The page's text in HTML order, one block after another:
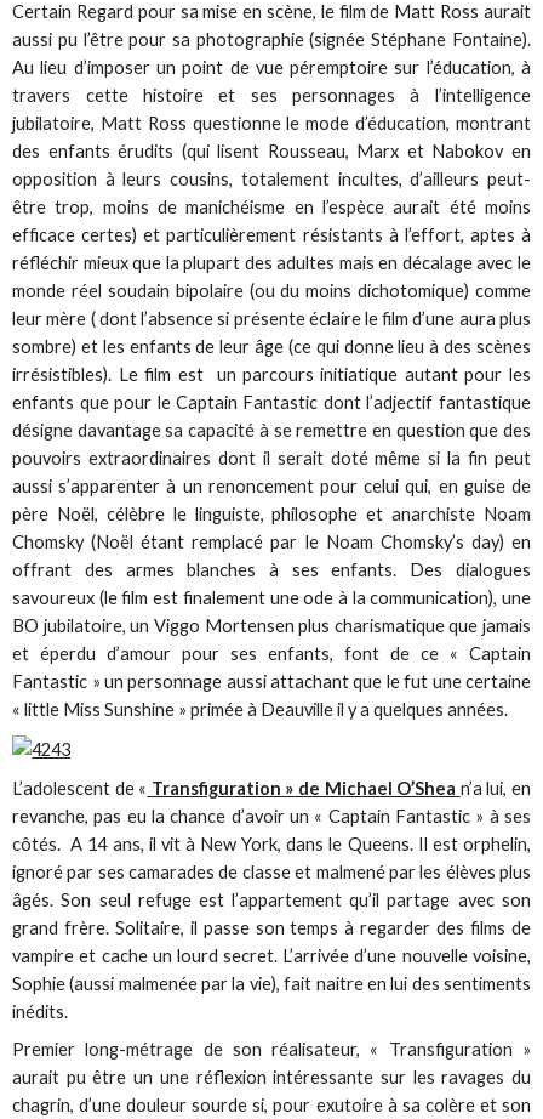
Certain Regard pour sa mise en scène, le film de Matt Ross aurait
aussi pu l’être pour sa photographie (signée Stéphane Fontaine).
Au lieu d’imposer un point de vue péremptoire sur l’éducation, à
travers cette histoire et ses personnages à l’intelligence
jubilatoire, Matt Ross questionne le mode d’éducation, montrant
des enfants érudits (qui lisent Rousseau, Marx et Nabokov en
opposition à leurs cousins, totalement incultes, d’ailleurs peut-
être trop, moins de manichéisme en l’espèce aurait été moins
efficace certes) et particulièrement résistants à l’effort, aptes à
réfléchir mieux que la plupart des adultes mais en décalage avec le
monde réel soudain bipolaire (ou du moins dichotomique) comme
leur mère ( dont l’absence si présente éclaire le film d’une aura plus
sombre) et les enfants de leur âge (ce qui donne lieu à des scènes
irrésistibles). Le film est un parcours initiatique autant pour les
enfants que pour le Captain Fantastic dont l’adjectif fantastique
désigne davantage sa capacité à se remettre en question que des
pouvoirs extraordinaires dont il serait doté même si la fin peut
aussi s’apparenter à un renoncement pour celui qui, en guise de
père Noël, célèbre le linguiste, philosophe et anarchiste Noam
Chomsky (Noël étant remplacé par le Noam Chomsky’s day) en
offrant des armes blanches à ses enfants. Des dialogues
savoureux (le film est finalement une ode à la communication), une
BO jubilatoire, un Viggo Mortensen plus charismatique que jamais
et éperdu d’amour pour ses enfants, font de ce « Captain
Fantastic » un personnage aussi attachant que le fut une certaine
« little Miss Sunshine » primée à Deauville il y a quelques années.
L’adolescent de « Transfiguration » de Michael O’Shea n’a lui, en
revanche, pas eu la chance d’avoir un « Captain Fantastic » à ses
côtés. A 14 ans, il vit à New York, dans le Queens. Il est orphelin,
ignoré par ses camarades de classe et malmené par les élèves plus
âgés. Son seul refuge est l’appartement qu’il partage avec son
grand frère. Solitaire, il passe son temps à regarder des films de
vampire et cache un lourd secret. L’arrivée d’une nouvelle voisine,
Sophie (aussi malmenée par la vie), fait naitre en lui des sentiments
inédits.
Premier long-métrage de son réalisateur, « Transfiguration »
aurait pu être un une réflexion intéressante sur les ravages du
chagrin, d’une douleur sourde si, pour exutoire à sa colère et son